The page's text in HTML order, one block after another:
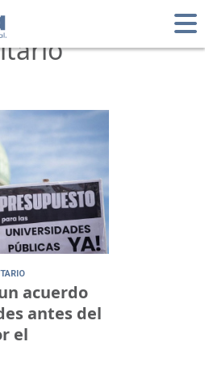
acuerdo
antes del
el